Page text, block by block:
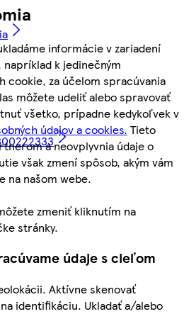
informácie v zariadení
k jedinečným
cookie, za účelom spracúvania
môžete udeliť alebo spravovať
všetko, prípadne kedykoľvek v
údajov a cookies. Tieto
a neovplyvnia údaje o
však zmení spôsob, akým vám
na našom webe.
zmeniť kliknutím na
stránky.
údaje s cieľom
Aktívne skenovať
identifikáciu. Ukladať a/alebo